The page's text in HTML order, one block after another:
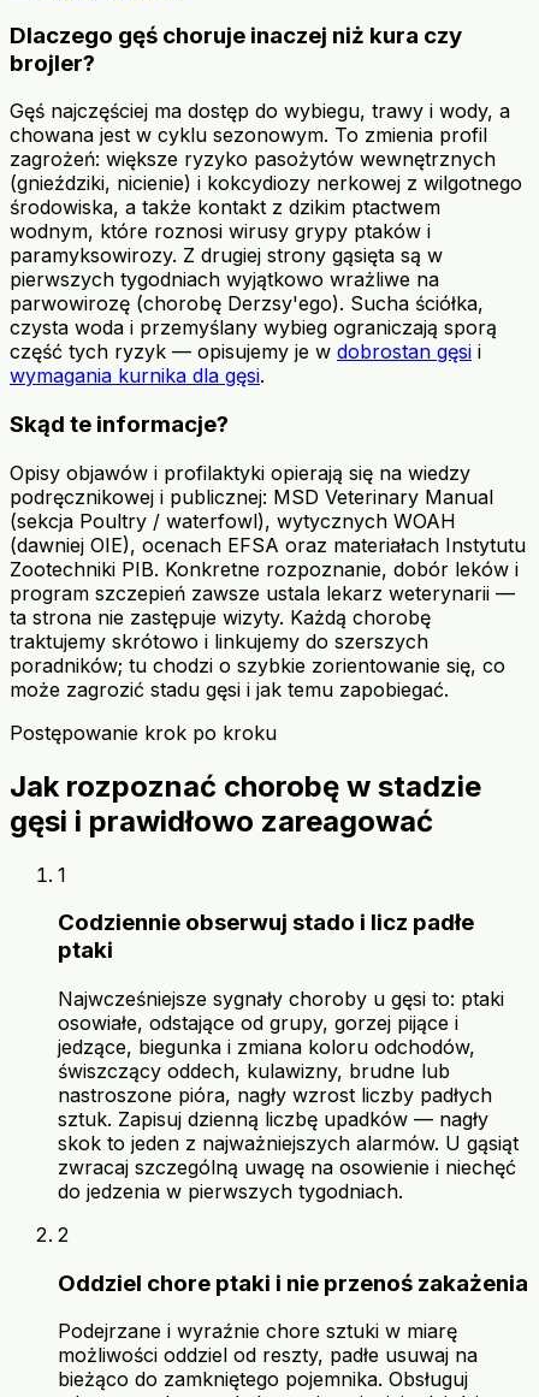
Dlaczego gęś choruje inaczej niż kura czy
brojler?
Gęś najczęściej ma dostęp do wybiegu, trawy i wody, a
chowana jest w cyklu sezonowym. To zmienia profil
zagrożeń: większe ryzyko pasożytów wewnętrznych
(gnieździki, nicienie) i kokcydiozy nerkowej z wilgotnego
środowiska, a także kontakt z dzikim ptactwem
wodnym, które roznosi wirusy grypy ptaków i
paramyksowirozy. Z drugiej strony gąsięta są w
pierwszych tygodniach wyjątkowo wrażliwe na
parwowirozę (chorobę Derzsy'ego). Sucha ściółka,
czysta woda i przemyślany wybieg ograniczają sporą
część tych ryzyk — opisujemy je w dobrostan gęsi i
wymagania kurnika dla gęsi.
Skąd te informacje?
Opisy objawów i profilaktyki opierają się na wiedzy
podręcznikowej i publicznej: MSD Veterinary Manual
(sekcja Poultry / waterfowl), wytycznych WOAH
(dawniej OIE), ocenach EFSA oraz materiałach Instytutu
Zootechniki PIB. Konkretne rozpoznanie, dobór leków i
program szczepień zawsze ustala lekarz weterynarii —
ta strona nie zastępuje wizyty. Każdą chorobę
traktujemy skrótowo i linkujemy do szerszych
poradników; tu chodzi o szybkie zorientowanie się, co
może zagrozić stadu gęsi i jak temu zapobiegać.
Postępowanie krok po kroku
Jak rozpoznać chorobę w stadzie
gęsi i prawidłowo zareagować
1
Codziennie obserwuj stado i licz padłe
ptaki
Najwcześniejsze sygnały choroby u gęsi to: ptaki
osowiałe, odstające od grupy, gorzej pijące i
jedzące, biegunka i zmiana koloru odchodów,
świszczący oddech, kulawizny, brudne lub
nastroszone pióra, nagły wzrost liczby padłych
sztuk. Zapisuj dzienną liczbę upadków — nagły
skok to jeden z najważniejszych alarmów. U gąsiąt
zwracaj szczególną uwagę na osowienie i niechęć
do jedzenia w pierwszych tygodniach.
2
Oddziel chore ptaki i nie przenoś zakażenia
Podejrzane i wyraźnie chore sztuki w miarę
możliwości oddziel od reszty, padłe usuwaj na
bieżąco do zamkniętego pojemnika. Obsługuj